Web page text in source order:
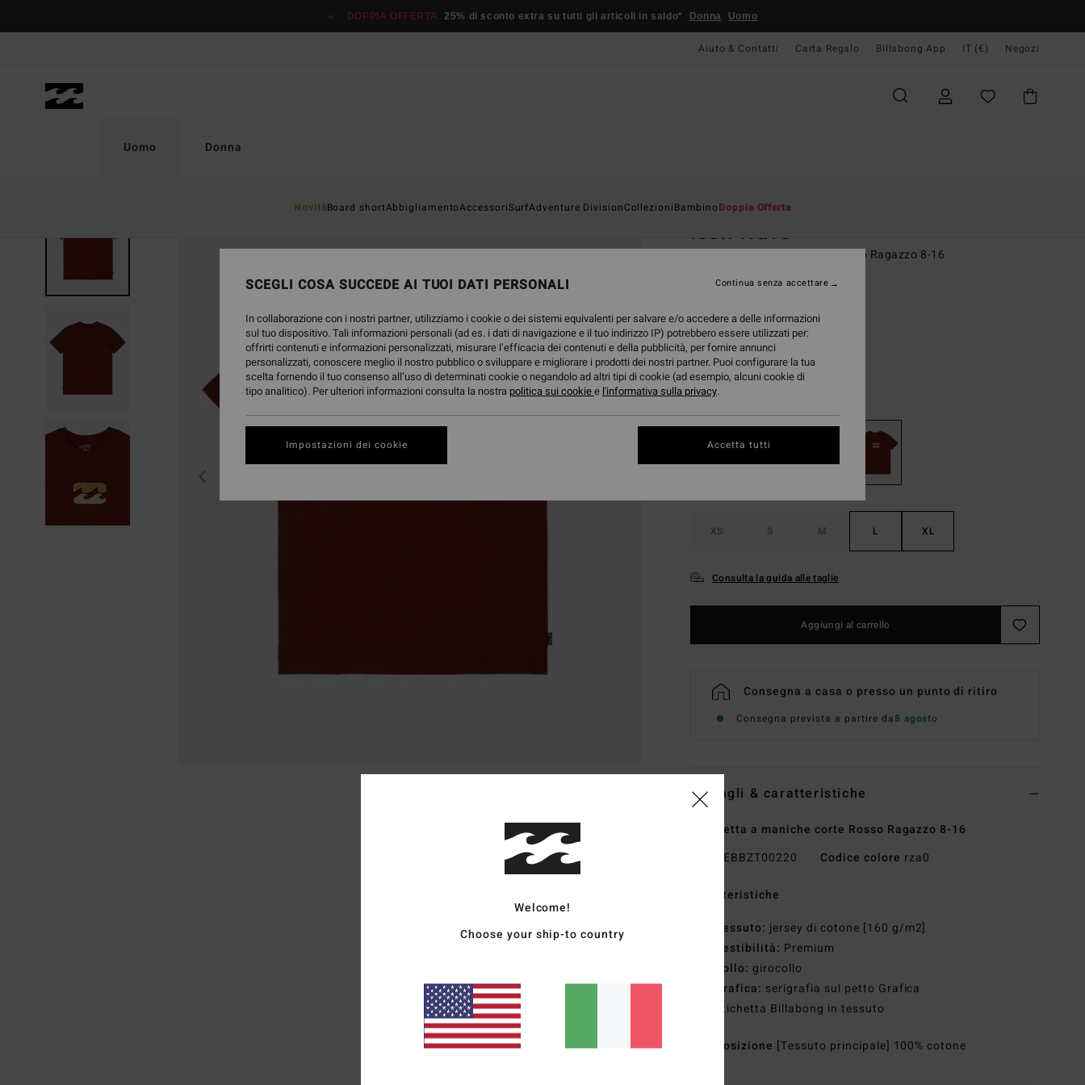
prodotto
DOPPIA OFFERTA 25% di sconto extra su tutti gli articoli in saldo* Donna Uomo
Aiuto & Contatti Carta Regalo Billabong App IT (€) Negozi
Uomo
NovitàBoard shortAbbigliamentoAccessoriSurfAdventure DivisionCollezioniBambinoDoppia Offerta
Donna
Icon Wave
Maglietta a maniche corte Rosso Ragazzo 8-16
17,95 €
8,08 €
OFFERTE
DOPPIA OFFERTA 25%
Colori
XS S M L XL
Consulta la guida alle taglie
Aggiungi al carrello
Consegna a casa o presso un punto di ritiro
Consegna prevista a partire da8 agosto
Dettagli & caratteristiche
Maglietta a maniche corte Rosso Ragazzo 8-16
EBBZT00220 Codice colore rza0
Caratteristiche
Tessuto: jersey di cotone [160 g/m2]
Vestibilità: Premium
Collo: girocollo
Grafica: serigrafia sul petto Grafica
Etichetta Billabong in tessuto
Composizione [Tessuto principale] 100% cotone
Welcome!
Choose your ship-to country
SCEGLI COSA SUCCEDE AI TUOI DATI PERSONALI
In collaborazione con i nostri partner, utilizziamo i cookie o dei sistemi equivalenti per salvare e/o accedere a delle informazioni
sul tuo dispositivo. Tali informazioni personali (ad es. i dati di navigazione e il tuo indirizzo IP) potrebbero essere utilizzati per:
offrirti contenuti e informazioni personalizzati, misurare l’efficacia dei contenuti e della pubblicità, per fornire annunci
personalizzati, conoscere meglio il nostro pubblico o sviluppare e migliorare i prodotti dei nostri partner. Puoi configurare la tua
scelta fornendo il tuo consenso all’uso di determinati cookie o negandolo ad altri tipi di cookie (ad esempio, alcuni cookie di
tipo analitico). Per ulteriori informazioni consulta la nostra politica sui cookiee l'informativa sulla privacy.
Impostazioni dei cookie
Continua senza accettare
Accetta tutti